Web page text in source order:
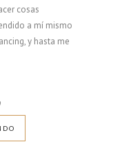
cosas
a mí mismo
y hasta me